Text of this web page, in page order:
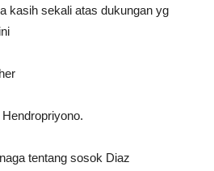
kasih sekali atas dukungan yg
tentang sosok Diaz